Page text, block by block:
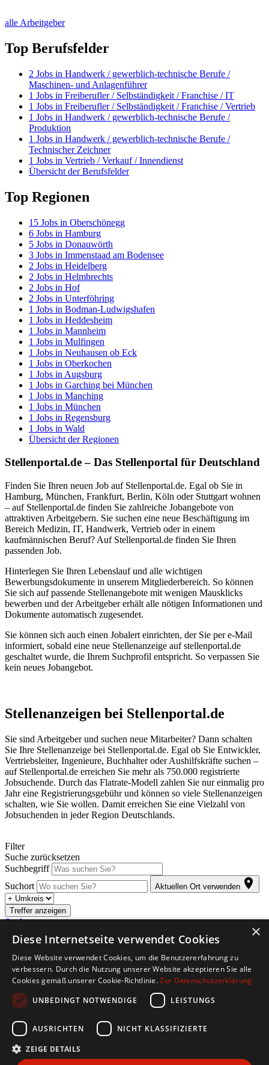
alle Arbeitgeber
Top Berufsfelder
2 Jobs in Handwerk / gewerblich-technische Berufe /
Maschinen- und Anlagenführer
1 Jobs in Freiberufler / Selbständigkeit / Franchise / IT
1 Jobs in Freiberufler / Selbständigkeit / Franchise / Vertrieb
1 Jobs in Handwerk / gewerblich-technische Berufe /
Produktion
1 Jobs in Handwerk / gewerblich-technische Berufe /
Technischer Zeichner
1 Jobs in Vertrieb / Verkauf / Innendienst
Übersicht der Berufsfelder
Top Regionen
15 Jobs in Oberschönegg
6 Jobs in Hamburg
5 Jobs in Donauwörth
3 Jobs in Immenstaad am Bodensee
2 Jobs in Heidelberg
2 Jobs in Helmbrechts
2 Jobs in Hof
2 Jobs in Unterföhring
1 Jobs in Bodman-Ludwigshafen
1 Jobs in Heddesheim
1 Jobs in Mannheim
1 Jobs in Mulfingen
1 Jobs in Neuhausen ob Eck
1 Jobs in Oberkochen
1 Jobs in Augsburg
1 Jobs in Garching bei München
1 Jobs in Manching
1 Jobs in München
1 Jobs in Regensburg
1 Jobs in Wald
Übersicht der Regionen
Stellenportal.de – Das Stellenportal für Deutschland
Finden Sie Ihren neuen Job auf Stellenportal.de. Egal ob Sie in
Hamburg, München, Frankfurt, Berlin, Köln oder Stuttgart wohnen
– auf Stellenportal.de finden Sie zahlreiche Jobangebote von
attraktiven Arbeitgebern. Sie suchen eine neue Beschäftigung im
Bereich Medizin, IT, Handwerk, Vertrieb oder in einem
kaufmännischen Beruf? Auf Stellenportal.de finden Sie Ihren
passenden Job.
Hinterlegen Sie Ihren Lebenslauf und alle wichtigen
Bewerbungsdokumente in unserem Mitgliederbereich. So können
Sie sich auf passende Stellenangebote mit wenigen Mausklicks
bewerben und der Arbeitgeber erhält alle nötigen Informationen und
Dokumente automatisch zugesendet.
Sie können sich auch einen Jobalert einrichten, der Sie per e-Mail
informiert, sobald eine neue Stellenanzeige auf stellenportal.de
geschaltet wurde, die Ihrem Suchprofil entspricht. So verpassen Sie
kein neues Jobangebot.
Stellenanzeigen bei Stellenportal.de
Sie sind Arbeitgeber und suchen neue Mitarbeiter? Dann schalten
Sie Ihre Stellenanzeige bei Stellenportal.de. Egal ob Sie Entwickler,
Vertriebsleiter, Ingenieure, Buchhalter oder Aushilfskräfte suchen –
auf Stellenportal.de erreichen Sie mehr als 750.000 registrierte
Jobsuchende. Durch das Flatrate-Modell zahlen Sie nur einmalig pro
Jahr eine Registrierungsgebühr und können so viele Stellenanzeigen
schalten, wie Sie wollen. Damit erreichen Sie eine Vielzahl von
Jobsuchenden in jeder Region Deutschlands.
Filter
Suche zurücksetzen
Suchbegriff
Suchort
Aktuellen Ort verwenden
Treffer anzeigen
Suche anpassen
Abonnieren Sie den kostenlosen Jobletter. Sobald für Sie passende
Stellenangebote eintreffen, werden Sie automatisch per E-Mail
informiert.
Copyright © 2026. Alle Rechte vorbehalten.
Jobbörse erstellen
Firmenliste
Impressum
Accessibility-Modus aktivieren
Kontrastmodus aktivieren
×
Diese Internetseite verwendet Cookies
Diese Website verwendet Cookies, um die Benutzererfahrung zu
verbessern. Durch die Nutzung unserer Website akzeptieren Sie alle
Cookies gemäß unserer Cookie-Richtlinie.Zur Datenschutzerklärung
UNBEDINGT NOTWENDIGE
LEISTUNGS
AUSRICHTEN NICHT KLASSIFIZIERTE
ZEIGE DETAILS